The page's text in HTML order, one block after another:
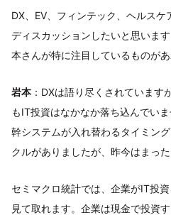
DX、EV、フィンテック、ヘルスケ
ディスカッションしたいと思いま
本さんが特に注目しているものがあ
岩本 ：DXは語り尽くされています
もIT投資はなかなか落ち込んでい
幹システムが入れ替わるタイミン
クルがありましたが、昨今はまった
セミマクロ統計では、企業がIT投
見て取れます。企業は現金で投資